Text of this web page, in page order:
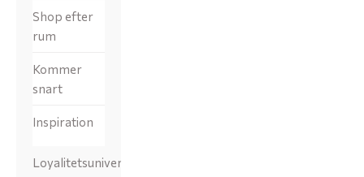
Shop efter
rum
Kommer
snart
Inspiration
Loyalitetsunivers